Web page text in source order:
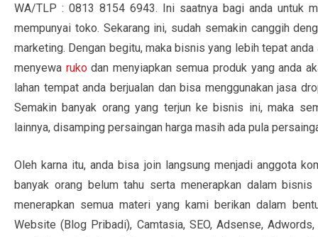
WA/TLP : 0813 8154 6943. Ini saatnya bagi anda untuk
mempunyai toko. Sekarang ini, sudah semakin canggih
marketing. Dengan begitu, maka bisnis yang lebih tepat
menyewa rukodan menyiapkan semua produk yang anda
lahan tempat anda berjualan dan bisa menggunakan jasa
Semakin banyak orang yang terjun ke bisnis ini, maka
lainnya, disamping persaingan harga masih ada pula
Oleh karna itu, anda bisa join langsung menjadi anggota
banyak orang belum tahu serta menerapkan dalam
menerapkan semua materi yang kami berikan dalam
Website (Blog Pribadi), Camtasia, SEO, Adsense,